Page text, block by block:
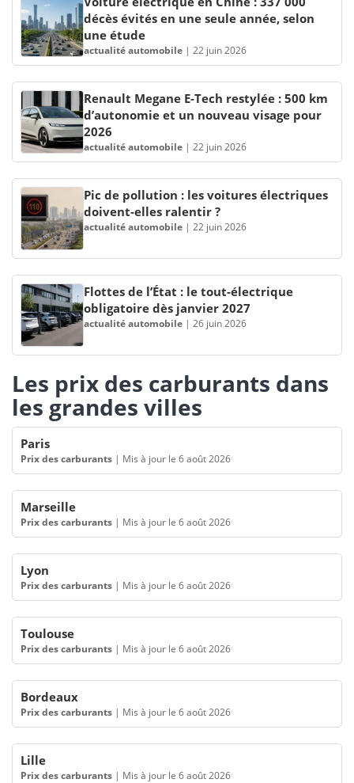
décès évités en une seule année, selon
une étude
actualité automobile | 22 juin 2026
Renault Megane E-Tech restylée : 500 km
d’autonomie et un nouveau visage pour
2026
actualité automobile | 22 juin 2026
Pic de pollution : les voitures électriques
doivent-elles ralentir ?
actualité automobile | 22 juin 2026
Flottes de l’État : le tout-électrique
obligatoire dès janvier 2027
actualité automobile | 26 juin 2026
Les prix des carburants dans
les grandes villes
Paris
Prix des carburants | Mis à jour le 6 août 2026
Marseille
Prix des carburants | Mis à jour le 6 août 2026
Lyon
Prix des carburants | Mis à jour le 6 août 2026
Toulouse
Prix des carburants | Mis à jour le 6 août 2026
Bordeaux
Prix des carburants | Mis à jour le 6 août 2026
Lille
Prix des carburants | Mis à jour le 6 août 2026